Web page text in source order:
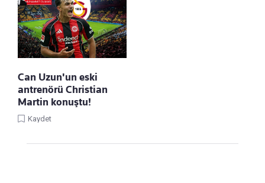
Can Uzun'un eski
antrenörü Christian
Martin konuştu!
Kaydet